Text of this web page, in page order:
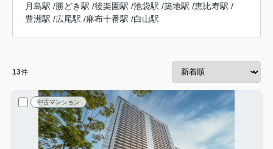
月島駅 /勝どき駅 /後楽園駅 /池袋駅 /築地駅 /恵比寿駅 /
豊洲駅 /広尾駅 /麻布十番駅 /白山駅
13件
中古マンション